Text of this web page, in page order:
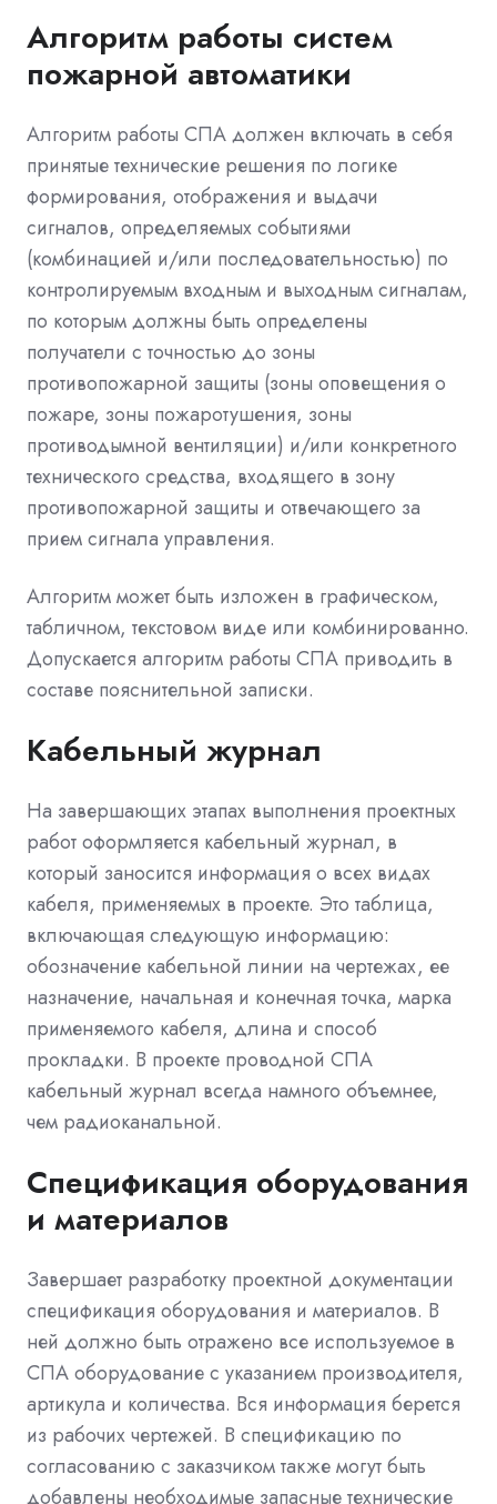
Алгоритм работы систем
пожарной автоматики
Алгоритм работы СПА должен включать в себя
принятые технические решения по логике
формирования, отображения и выдачи
сигналов, определяемых событиями
(комбинацией и/или последовательностью) по
контролируемым входным и выходным сигналам,
по которым должны быть определены
получатели с точностью до зоны
противопожарной защиты (зоны оповещения о
пожаре, зоны пожаротушения, зоны
противодымной вентиляции) и/или конкретного
технического средства, входящего в зону
противопожарной защиты и отвечающего за
прием сигнала управления.
Алгоритм может быть изложен в графическом,
табличном, текстовом виде или комбинированно.
Допускается алгоритм работы СПА приводить в
составе пояснительной записки.
Кабельный журнал
На завершающих этапах выполнения проектных
работ оформляется кабельный журнал, в
который заносится информация о всех видах
кабеля, применяемых в проекте. Это таблица,
включающая следующую информацию:
обозначение кабельной линии на чертежах, ее
назначение, начальная и конечная точка, марка
применяемого кабеля, длина и способ
прокладки. В проекте проводной СПА
кабельный журнал всегда намного объемнее,
чем радиоканальной.
Спецификация оборудования
и материалов
Завершает разработку проектной документации
спецификация оборудования и материалов. В
ней должно быть отражено все используемое в
СПА оборудование с указанием производителя,
артикула и количества. Вся информация берется
из рабочих чертежей. В спецификацию по
согласованию с заказчиком также могут быть
добавлены необходимые запасные технические